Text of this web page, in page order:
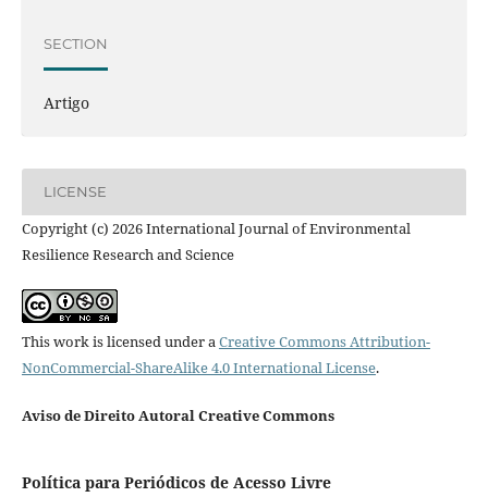
SECTION
Artigo
LICENSE
Copyright (c) 2026 International Journal of Environmental
Resilience Research and Science
This work is licensed under aCreative Commons Attribution-
NonCommercial-ShareAlike 4.0 International License.
Aviso de Direito Autoral Creative Commons
Política para Periódicos de Acesso Livre